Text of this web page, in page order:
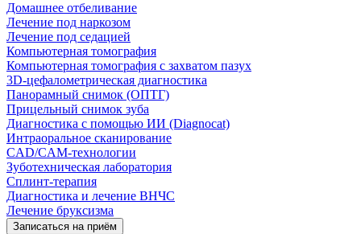
Домашнее отбеливание
Лечение под наркозом
Лечение под седацией
Компьютерная томография
Компьютерная томография с захватом пазух
3D-цефалометрическая диагностика
Панорамный снимок (ОПТГ)
Прицельный снимок зуба
Диагностика с помощью ИИ (Diagnocat)
Интраоральное сканирование
CAD/CAM-технологии
Зуботехническая лаборатория
Сплинт-терапия
Диагностика и лечение ВНЧС
Лечение бруксизма
Записаться на приём